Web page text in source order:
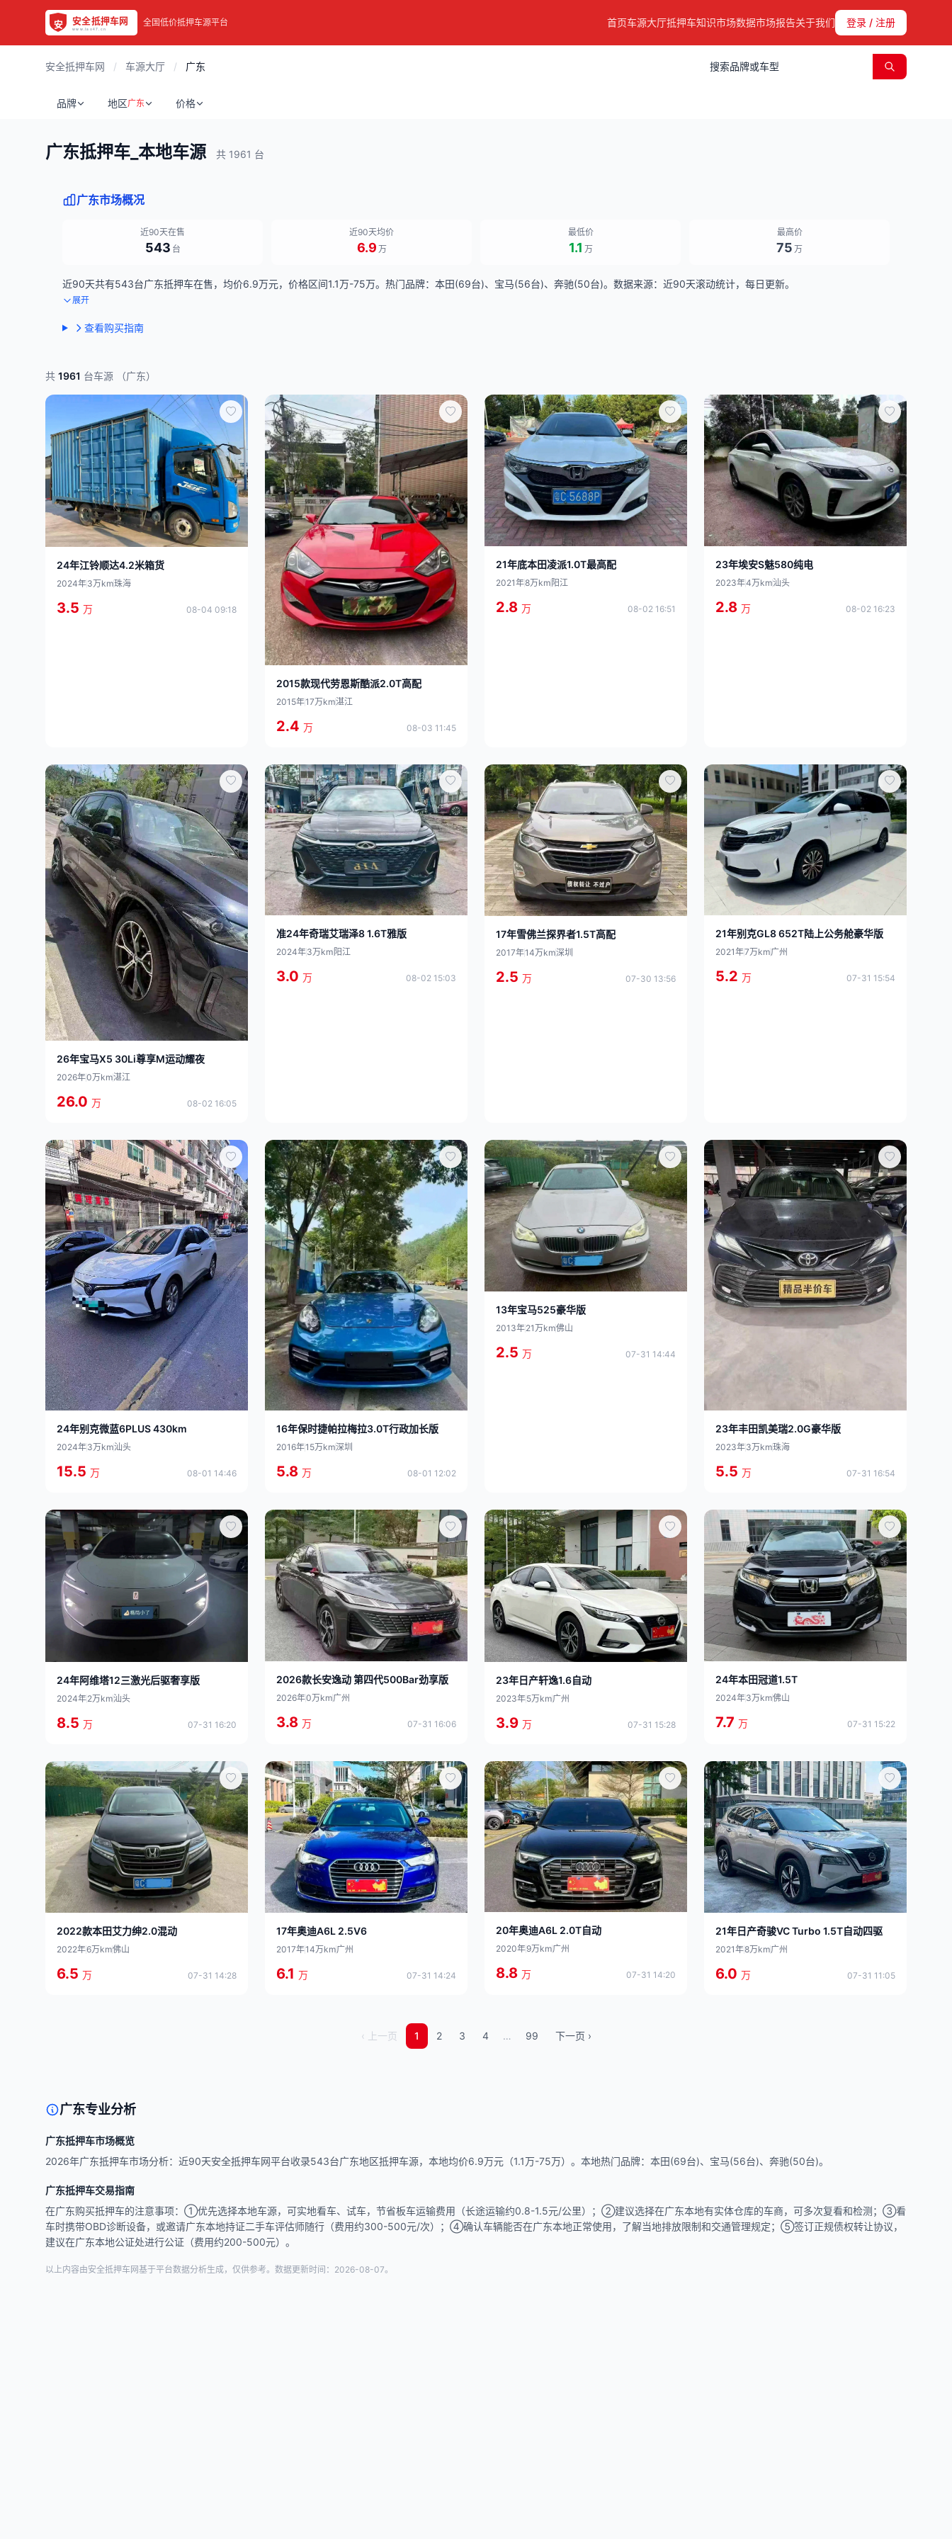
全国低价抵押车源平台 首页车源大厅抵押车知识市场数据市场报告关于我们 登录 / 注册
安全抵押车网 / 车源大厅 / 广东
品牌 地区广东 价格
广东抵押车_本地车源 共 1961 台
广东市场概况
近90天在售
543 台
近90天均价
6.9 万
最低价
1.1 万
最高价
75 万
近90天共有543台广东抵押车在售，均价6.9万元，价格区间1.1万-75万。热门品牌：本田(69台)、宝马(56台)、奔驰(50台)。数据来源：近90天滚动统计，每日更新。
展开
查看购买指南
共 1961 台车源 （广东）
24年江铃顺达4.2米箱货
2024年3万km珠海
3.5 万 08-04 09:18
2015款现代劳恩斯酷派2.0T高配
2015年17万km湛江
2.4 万 08-03 11:45
21年底本田凌派1.0T最高配
2021年8万km 阳江
2.8 万 08-02 16:51
23年埃安S魅580纯电
2023年4万km汕头
2.8 万 08-02 16:23
26年宝马X5 30Li尊享M运动耀夜
2026年0万km湛江
26.0 万 08-02 16:05
准24年奇瑞艾瑞泽8 1.6T雅版
2024年3万km 阳江
3.0 万 08-02 15:03
17年雪佛兰探界者1.5T高配
2017年14万km深圳
2.5 万 07-30 13:56
21年别克GL8 652T陆上公务舱豪华版
2021年7万km广州
5.2 万 07-31 15:54
24年别克微蓝6PLUS 430km
2024年3万km汕头
15.5 万 08-01 14:46
16年保时捷帕拉梅拉3.0T行政加长版
2016年15万km深圳
5.8 万 08-01 12:02
13年宝马525豪华版
2013年21万km佛山
2.5 万 07-31 14:44
23年丰田凯美瑞2.0G豪华版
2023年3万km珠海
5.5 万 07-31 16:54
24年阿维塔12三激光后驱奢享版
2024年2万km汕头
8.5 万 07-31 16:20
2026款长安逸动 第四代500Bar劲享版
2026年0万km广州
3.8 万 07-31 16:06
23年日产轩逸1.6自动
2023年5万km广州
3.9 万 07-31 15:28
24年本田冠道1.5T
2024年3万km佛山
7.7 万 07-31 15:22
2022款本田艾力绅2.0混动
2022年6万km佛山
6.5 万 07-31 14:28
17年奥迪A6L 2.5V6
2017年14万km广州
6.1 万 07-31 14:24
20年奥迪A6L 2.0T自动
2020年9万km广州
8.8 万 07-31 14:20
21年日产奇骏VC Turbo 1.5T自动四驱
2021年8万km广州
6.0 万 07-31 11:05
‹ 上一页 1 2 3 4 … 99 下一页 ›
广东专业分析
广东抵押车市场概览
2026年广东抵押车市场分析：近90天安全抵押车网平台收录543台广东地区抵押车源，本地均价6.9万元（1.1万-75万）。本地热门品牌：本田(69台)、宝马(56台)、奔驰(50台)。
广东抵押车交易指南
在广东购买抵押车的注意事项：①优先选择本地车源，可实地看车、试车，节省板车运输费用（长途运输约0.8-1.5元/公里）；②建议选择在广东本地有实体仓库的车商，可多次复看和检测；③看
车时携带OBD诊断设备，或邀请广东本地持证二手车评估师随行（费用约300-500元/次）；④确认车辆能否在广东本地正常使用，了解当地排放限制和交通管理规定；⑤签订正规债权转让协议，
建议在广东本地公证处进行公证（费用约200-500元）。
以上内容由安全抵押车网基于平台数据分析生成，仅供参考。数据更新时间：2026-08-07。